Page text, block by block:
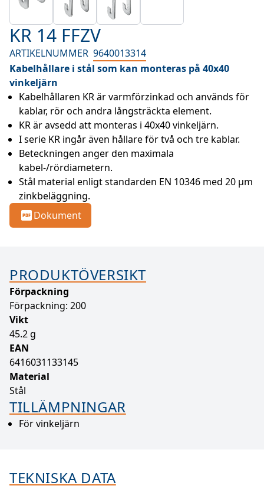
KR 14 FFZV
ARTIKELNUMMER 9640013314
Kabelhållare i stål som kan monteras på 40x40
vinkeljärn
Kabelhållaren KR är varmförzinkad och används för
kablar, rör och andra långsträckta element.
KR är avsedd att monteras i 40x40 vinkeljärn.
I serie KR ingår även hållare för två och tre kablar.
Beteckningen anger den maximala
kabel-/rördiametern.
Stål material enligt standarden EN 10346 med 20 µm
zinkbeläggning.
Dokument
PRODUKTÖVERSIKT
Förpackning
Förpackning: 200
Vikt
45.2 g
EAN
6416031133145
Material
Stål
TILLÄMPNINGAR
För vinkeljärn
TEKNISKA DATA